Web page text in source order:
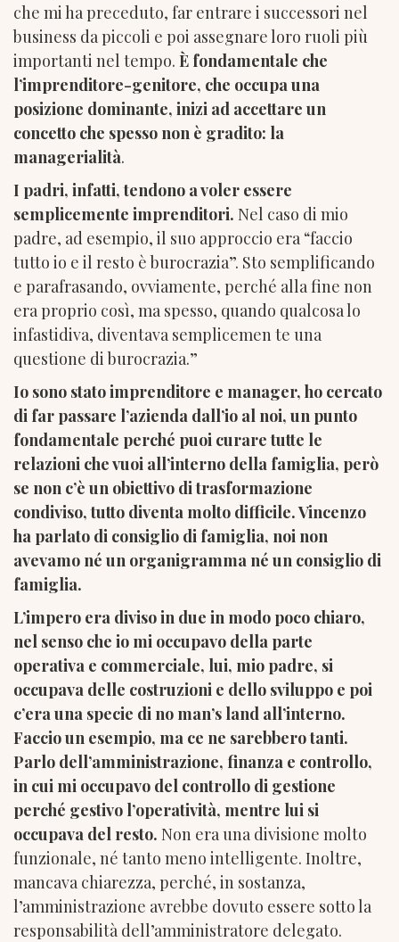
che mi ha preceduto, far entrare i successori nel
business da piccoli e poi assegnare loro ruoli più
importanti nel tempo. È fondamentale che
l’imprenditore-genitore, che occupa una
posizione dominante, inizi ad accettare un
concetto che spesso non è gradito: la
managerialità.
I padri, infatti, tendono a voler essere
semplicemente imprenditori. Nel caso di mio
padre, ad esempio, il suo approccio era “faccio
tutto io e il resto è burocrazia”. Sto semplificando
e parafrasando, ovviamente, perché alla fine non
era proprio così, ma spesso, quando qualcosa lo
infastidiva, diventava semplicemen te una
questione di burocrazia.”
Io sono stato imprenditore e manager, ho cercato
di far passare l’azienda dall’io al noi, un punto
fondamentale perché puoi curare tutte le
relazioni che vuoi all’interno della famiglia, però
se non c’è un obiettivo di trasformazione
condiviso, tutto diventa molto difficile. Vincenzo
ha parlato di consiglio di famiglia, noi non
avevamo né un organigramma né un consiglio di
famiglia.
L’impero era diviso in due in modo poco chiaro,
nel senso che io mi occupavo della parte
operativa e commerciale, lui, mio padre, si
occupava delle costruzioni e dello sviluppo e poi
c’era una specie di no man’s land all’interno.
Faccio un esempio, ma ce ne sarebbero tanti.
Parlo dell’amministrazione, finanza e controllo,
in cui mi occupavo del controllo di gestione
perché gestivo l’operatività, mentre lui si
occupava del resto. Non era una divisione molto
funzionale, né tanto meno intelligente. Inoltre,
mancava chiarezza, perché, in sostanza,
l’amministrazione avrebbe dovuto essere sotto la
responsabilità dell’amministratore delegato.